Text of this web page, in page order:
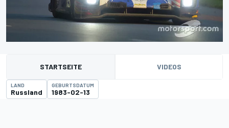
STARTSEITE VIDEOS
LAND
Russland
GEBURTSDATUM
1983-02-13